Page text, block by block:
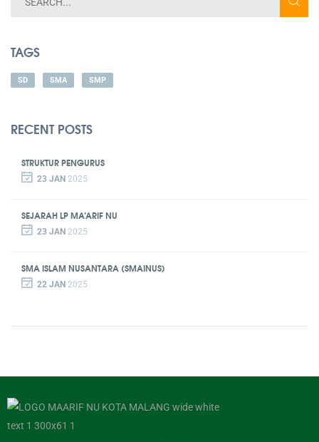
TAGS
SD SMA SMP
RECENT POSTS
STRUKTUR PENGURUS
23 JAN 2025
SEJARAH LP MA’ARIF NU
23 JAN 2025
SMA ISLAM NUSANTARA (SMAINUS)
22 JAN 2025